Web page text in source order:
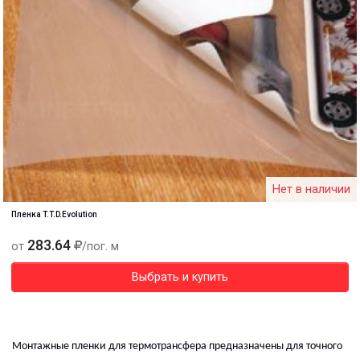
Нет в наличии
Пленка T.T.D.Evolution
от 283.64 /пог. м
Выбрать и купить
Монтажные пленки для термотрансфера предназначены для точного